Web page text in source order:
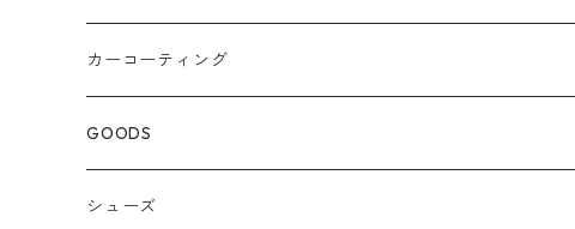
アルファード・ヴェルファイア30系
エルグランドE52系
エルグランドE51系
ホンダ
オデッセイRC系
オデッセイRB系
マツダ
ダイハツ
トヨタ
ニッサン
オプション
交換アーム付きキット
車種別ミラー付セット
ON/OFFスイッチ
オプション
アラウンドシステム本体
オプション
カーコーティング
GOODS
シューズ